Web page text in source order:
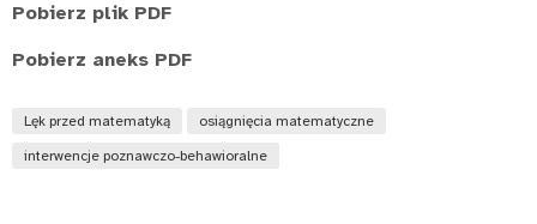
Pobierz plik PDF
Pobierz aneks PDF
Lęk przed matematyką osiągnięcia matematyczne
interwencje poznawczo-behawioralne